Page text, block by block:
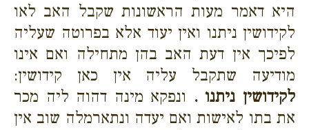
היא דאמר מעות הראשונות שקבל האב לאו
לקידושין ניתנו ואין יעוד אלא בפרוטה שעליה
לפיכך אין דעת האב בהן מתחילה ואם אינו
מודיעה שתקבל עליה אין כאן קידושין:
לקידושין ניתנו . ונפקא מינה דהוה ליה מכר
את בתו לאישות ואם יעדה ונתארמלה שוב אין